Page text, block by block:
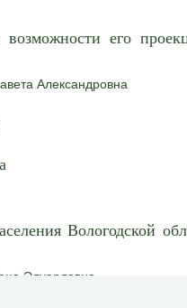
возможности его
Александровна
Вологодской
Эдуардовна